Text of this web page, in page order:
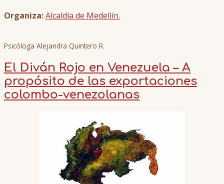
Organiza:Alcaldía de Medellín.
Psicóloga Alejandra Quintero R.
El Diván Rojo en Venezuela – A
propósito de las exportaciones
colombo-venezolanas